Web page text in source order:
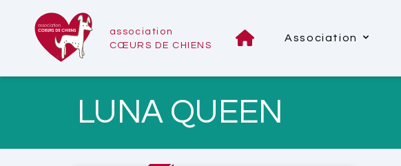
association
CŒURS DE CHIENS
Association
LUNA QUEEN